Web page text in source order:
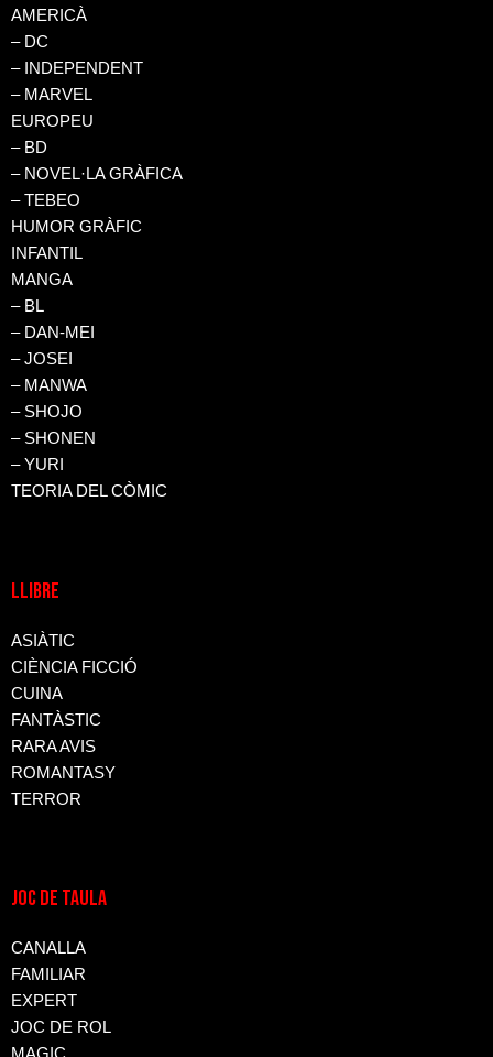
AMERICÀ
– DC
– INDEPENDENT
– MARVEL
EUROPEU
– BD
– NOVEL·LA GRÀFICA
– TEBEO
HUMOR GRÀFIC
INFANTIL
MANGA
– BL
– DAN-MEI
– JOSEI
– MANWA
– SHOJO
– SHONEN
– YURI
TEORIA DEL CÒMIC
LLIBRE
ASIÀTIC
CIÈNCIA FICCIÓ
CUINA
FANTÀSTIC
RARA AVIS
ROMANTASY
TERROR
JOC DE TAULA
CANALLA
FAMILIAR
EXPERT
JOC DE ROL